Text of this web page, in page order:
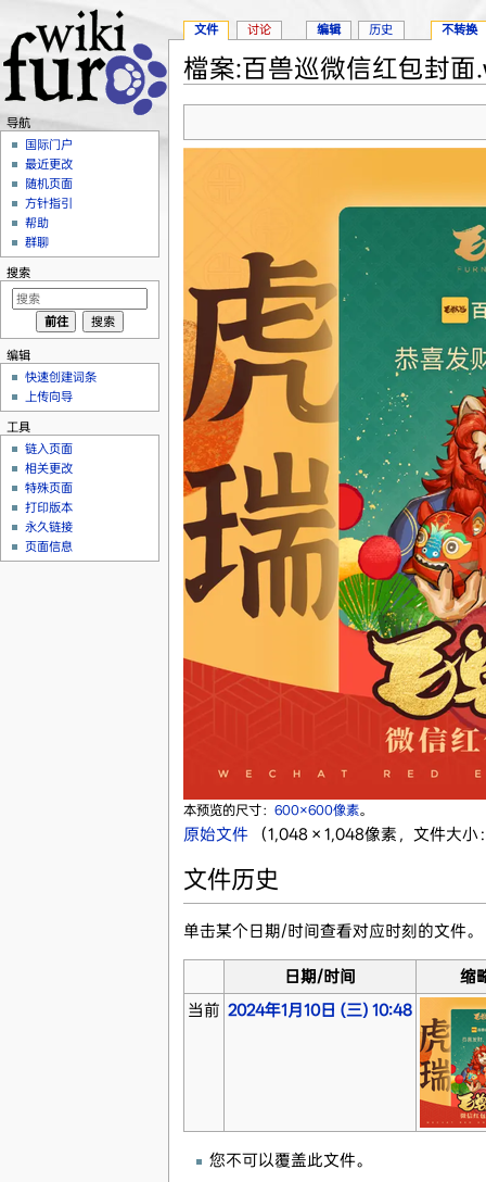
檔案:百兽巡微信红包封面
本预览的尺寸： 600×600像素。
原始文件‎ （1,048 × 1,048像素，文件大
文件历史
单击某个日期/时间查看对应时刻的文件。
日期/时间
缩
当前 2024年1月10日 (三) 10:48
您不可以覆盖此文件。
文件 讨论 编辑 历史 不转换
导航
国际门户
最近更改
随机页面
方针指引
帮助
群聊
搜索
编辑
快速创建词条
上传向导
工具
链入页面
相关更改
特殊页面
打印版本
永久链接
页面信息